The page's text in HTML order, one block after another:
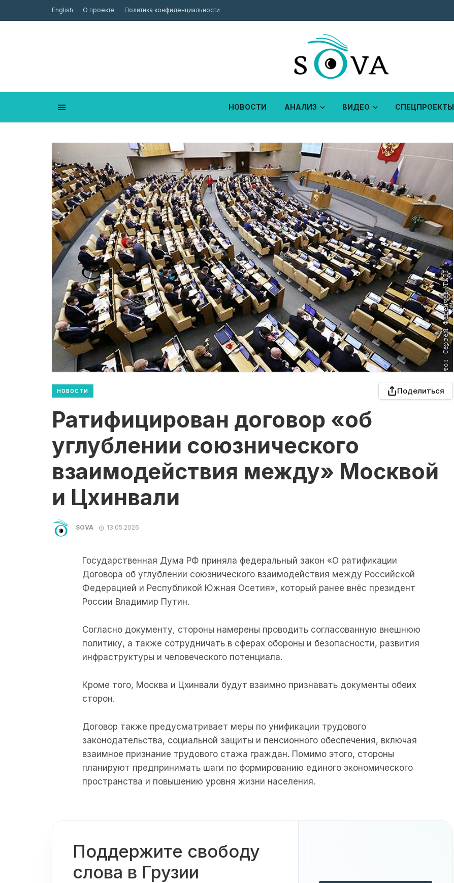
English О проекте Политика конфиденциальности
НОВОСТИ АНАЛИЗ ВИДЕО СПЕЦПРОЕКТЫ
НОВОСТИ Поделиться
Ратифицирован договор «об
углублении союзнического
взаимодействия между» Москвой
и Цхинвали
SOVA 13.05.2026
Государственная Дума РФ приняла федеральный закон «О ратификации
Договора об углублении союзнического взаимодействия между Российской
Федерацией и Республикой Южная Осетия», который ранее внёс президент
России Владимир Путин.
Согласно документу, стороны намерены проводить согласованную внешнюю
политику, а также сотрудничать в сферах обороны и безопасности, развития
инфраструктуры и человеческого потенциала.
Кроме того, Москва и Цхинвали будут взаимно признавать документы обеих
сторон.
Договор также предусматривает меры по унификации трудового
законодательства, социальной защиты и пенсионного обеспечения, включая
взаимное признание трудового стажа граждан. Помимо этого, стороны
планируют предпринимать шаги по формированию единого экономического
пространства и повышению уровня жизни населения.
Поддержите свободу
слова в Грузии